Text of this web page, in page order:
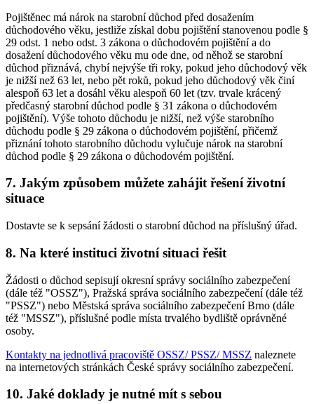
Pojištěnec má nárok na starobní důchod před dosažením
důchodového věku, jestliže získal dobu pojištění stanovenou podle §
29 odst. 1 nebo odst. 3 zákona o důchodovém pojištění a do
dosažení důchodového věku mu ode dne, od něhož se starobní
důchod přiznává, chybí nejvýše tři roky, pokud jeho důchodový věk
je nižší než 63 let, nebo pět roků, pokud jeho důchodový věk činí
alespoň 63 let a dosáhl věku alespoň 60 let (tzv. trvale krácený
předčasný starobní důchod podle § 31 zákona o důchodovém
pojištění). Výše tohoto důchodu je nižší, než výše starobního
důchodu podle § 29 zákona o důchodovém pojištění, přičemž
přiznání tohoto starobního důchodu vylučuje nárok na starobní
důchod podle § 29 zákona o důchodovém pojištění.
7. Jakým způsobem můžete zahájit řešení životní
situace
Dostavte se k sepsání žádosti o starobní důchod na příslušný úřad.
8. Na které instituci životní situaci řešit
Žádosti o důchod sepisují okresní správy sociálního zabezpečení
(dále též "OSSZ"), Pražská správa sociálního zabezpečení (dále též
"PSSZ") nebo Městská správa sociálního zabezpečení Brno (dále
též "MSSZ"), příslušné podle místa trvalého bydliště oprávněné
osoby.
Kontakty na jednotlivá pracoviště OSSZ/ PSSZ/ MSSZ naleznete
na internetových stránkách České správy sociálního zabezpečení.
10. Jaké doklady je nutné mít s sebou